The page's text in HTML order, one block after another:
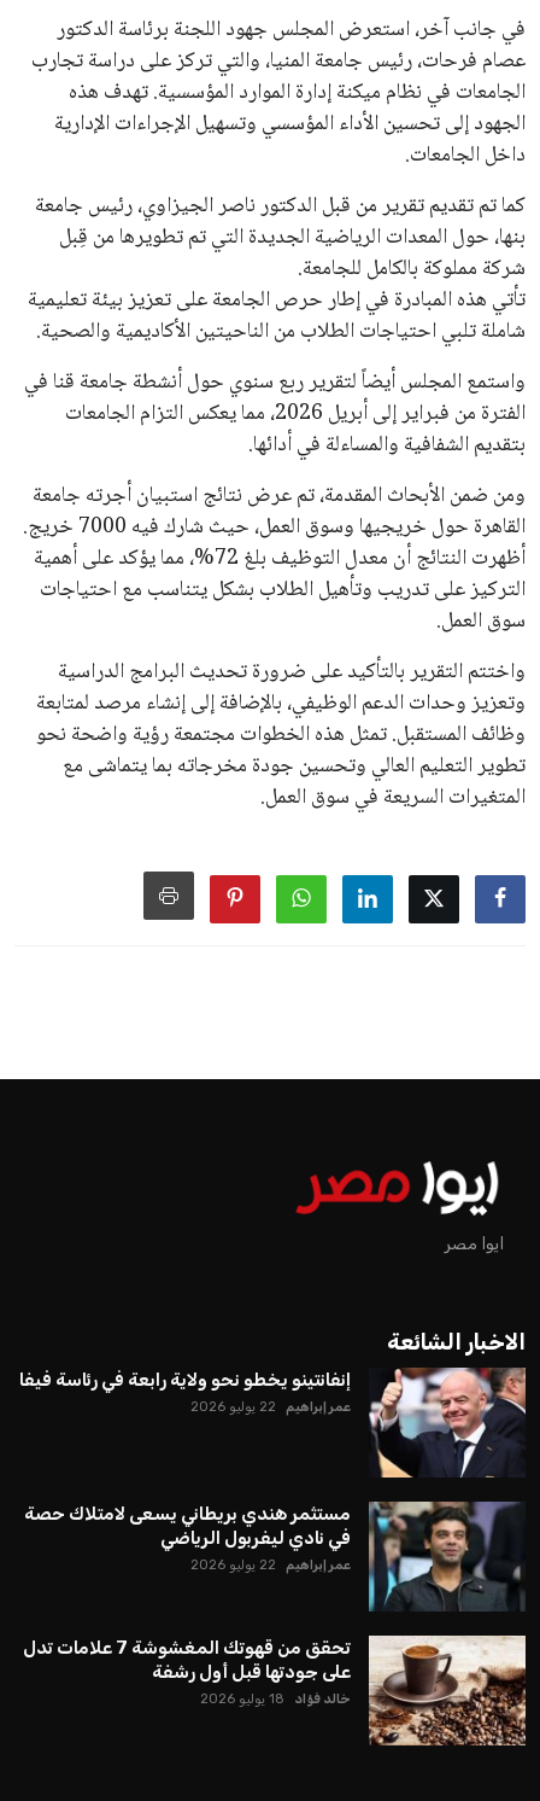
في جانب آخر، استعرض المجلس جهود اللجنة برئاسة الدكتور
عصام فرحات، رئيس جامعة المنيا، والتي تركز على دراسة تجارب
الجامعات في نظام ميكنة إدارة الموارد المؤسسية. تهدف هذه
الجهود إلى تحسين الأداء المؤسسي وتسهيل الإجراءات الإدارية
داخل الجامعات.
كما تم تقديم تقرير من قبل الدكتور ناصر الجيزاوي، رئيس جامعة
بنها، حول المعدات الرياضية الجديدة التي تم تطويرها من قِبل
شركة مملوكة بالكامل للجامعة.
تأتي هذه المبادرة في إطار حرص الجامعة على تعزيز بيئة تعليمية
شاملة تلبي احتياجات الطلاب من الناحيتين الأكاديمية والصحية.
واستمع المجلس أيضاً لتقرير ربع سنوي حول أنشطة جامعة قنا في
الفترة من فبراير إلى أبريل 2026، مما يعكس التزام الجامعات
بتقديم الشفافية والمساءلة في أدائها.
ومن ضمن الأبحاث المقدمة، تم عرض نتائج استبيان أجرته جامعة
القاهرة حول خريجيها وسوق العمل، حيث شارك فيه 7000 خريج.
أظهرت النتائج أن معدل التوظيف بلغ 72%، مما يؤكد على أهمية
التركيز على تدريب وتأهيل الطلاب بشكل يتناسب مع احتياجات
سوق العمل.
واختتم التقرير بالتأكيد على ضرورة تحديث البرامج الدراسية
وتعزيز وحدات الدعم الوظيفي، بالإضافة إلى إنشاء مرصد لمتابعة
وظائف المستقبل. تمثل هذه الخطوات مجتمعة رؤية واضحة نحو
تطوير التعليم العالي وتحسين جودة مخرجاته بما يتماشى مع
المتغيرات السريعة في سوق العمل.
ايوا مصر
الاخبار الشائعة
إنفانتينو يخطو نحو ولاية رابعة في رئاسة فيفا
عمر إبراهيم 22 يوليو 2026
مستثمر هندي بريطاني يسعى لامتلاك حصة
في نادي ليفربول الرياضي
عمر إبراهيم 22 يوليو 2026
تحقق من قهوتك المغشوشة 7 علامات تدل
على جودتها قبل أول رشفة
خالد فؤاد 18 يوليو 2026